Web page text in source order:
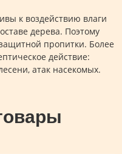
к воздействию влаги
дерева. Поэтому
пропитки. Более
действие:
атак насекомых.